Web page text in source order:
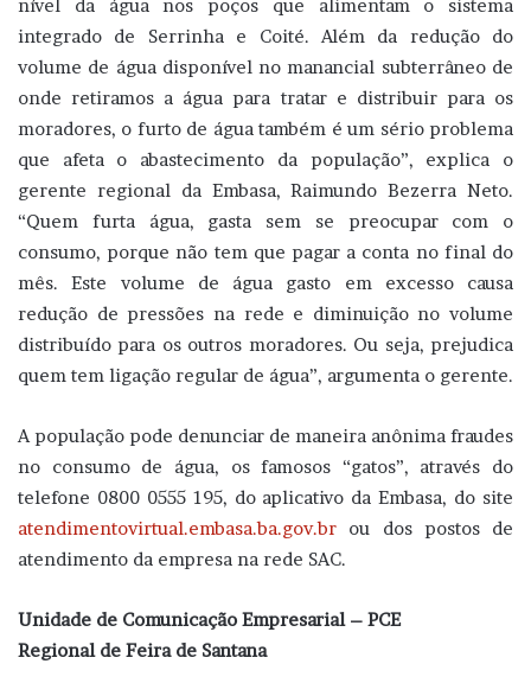
nível da água nos poços que alimentam o sistema
integrado de Serrinha e Coité. Além da redução do
volume de água disponível no manancial subterrâneo de
onde retiramos a água para tratar e distribuir para os
moradores, o furto de água também é um sério problema
que afeta o abastecimento da população”, explica o
gerente regional da Embasa, Raimundo Bezerra Neto.
“Quem furta água, gasta sem se preocupar com o
consumo, porque não tem que pagar a conta no final do
mês. Este volume de água gasto em excesso causa
redução de pressões na rede e diminuição no volume
distribuído para os outros moradores. Ou seja, prejudica
quem tem ligação regular de água”, argumenta o gerente.
A população pode denunciar de maneira anônima fraudes
no consumo de água, os famosos “gatos”, através do
telefone 0800 0555 195, do aplicativo da Embasa, do site
atendimentovirtual.embasa.ba.gov.br ou dos postos de
atendimento da empresa na rede SAC.
Unidade de Comunicação Empresarial – PCE
Regional de Feira de Santana